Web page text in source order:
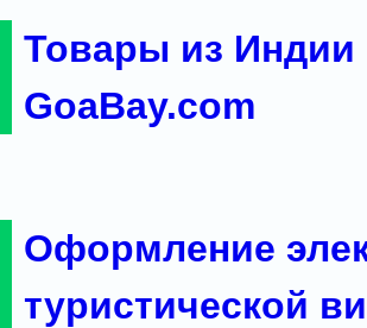
Товары из
GoaBay.com
Оформление
туристической